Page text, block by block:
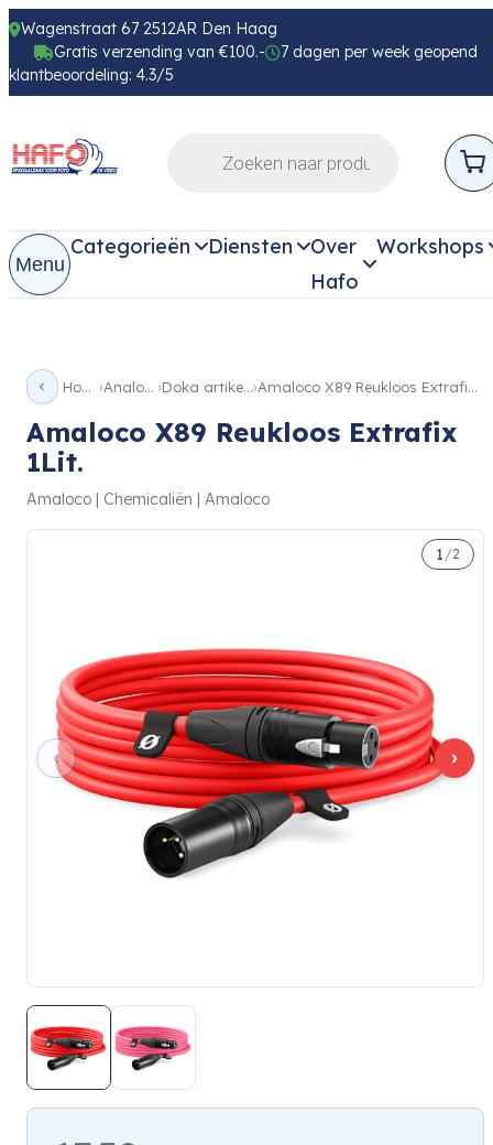
Wagenstraat 67 2512AR Den Haag
Gratis verzending van €100.-
7 dagen per week geopend
klantbeoordeling: 4.3/5
Menu
Categorieën Diensten
Over
Hafo
Workshops
Home Analoog Doka artikelen Amaloco X89 Reukloos Extrafix 1Lit.
Amaloco X89 Reukloos Extrafix
1Lit.
Amaloco | Chemicaliën | Amaloco
‹ ›
1 /2